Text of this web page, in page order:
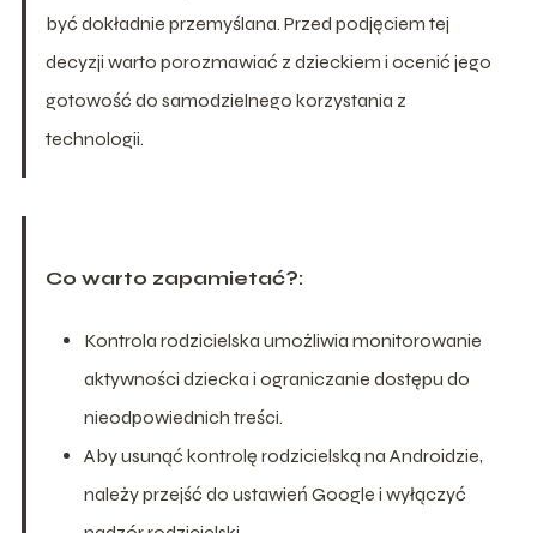
być dokładnie przemyślana. Przed podjęciem tej
decyzji warto porozmawiać z dzieckiem i ocenić jego
gotowość do samodzielnego korzystania z
technologii.
Co warto zapamietać?:
Kontrola rodzicielska umożliwia monitorowanie
aktywności dziecka i ograniczanie dostępu do
nieodpowiednich treści.
Aby usunąć kontrolę rodzicielską na Androidzie,
należy przejść do ustawień Google i wyłączyć